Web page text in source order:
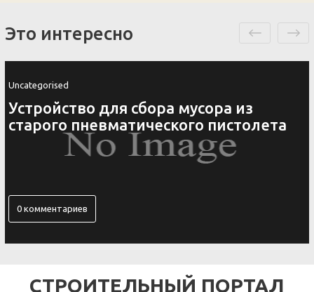
Это интересно
Ключница своими руками 4
оригинальных идеи
0 комментариев
СТРОИТЕЛЬНЫЙ ПОРТАЛ